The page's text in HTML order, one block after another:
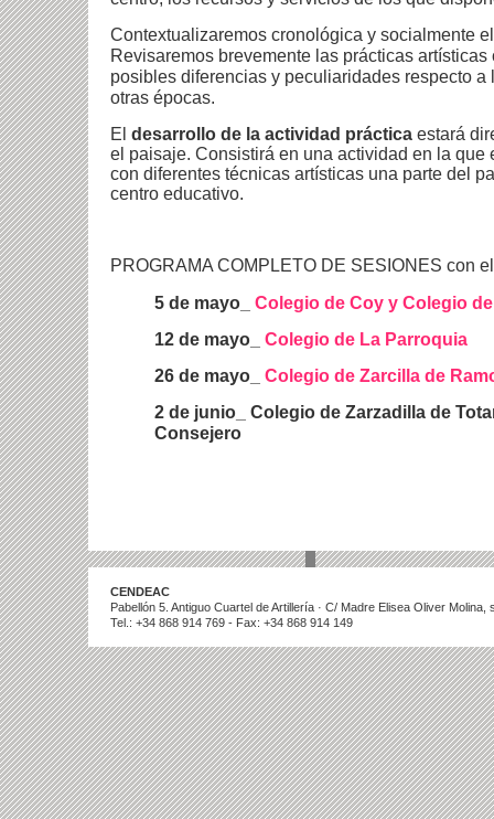
Contextualizaremos cronológica y socialmente
Revisaremos brevemente las prácticas
posibles diferencias y peculiaridades respecto a
otras épocas.
El desarrollo de la actividad práctica estará
el paisaje. Consistirá en una actividad en la que
con diferentes técnicas artísticas una parte del
centro educativo.
PROGRAMA COMPLETO DE SESIONES con
5 de mayo_ Colegio de Coy y Colegio
12 de mayo_ Colegio de La Parroquia
26 de mayo_ Colegio de Zarcilla de
2 de junio_ Colegio de Zarzadilla de
Consejero
CENDEAC
Pabellón 5. Antiguo Cuartel de Artillería · C/ Madre Elisea Oliver
Tel.: +34 868 914 769 - Fax: +34 868 914 149